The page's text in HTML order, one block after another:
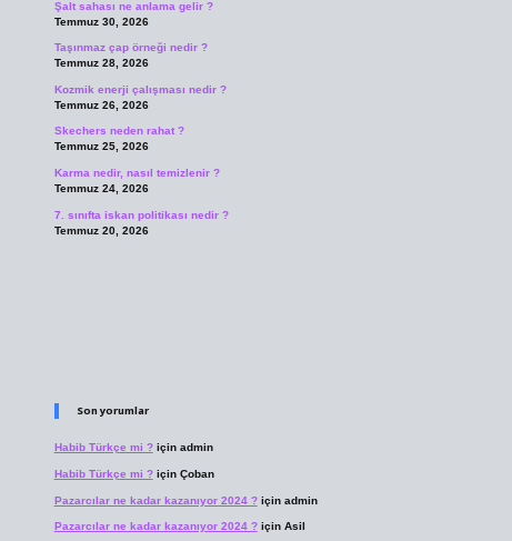
Şalt sahası ne anlama gelir ?
Temmuz 30, 2026
Taşınmaz çap örneği nedir ?
Temmuz 28, 2026
Kozmik enerji çalışması nedir ?
Temmuz 26, 2026
Skechers neden rahat ?
Temmuz 25, 2026
Karma nedir, nasıl temizlenir ?
Temmuz 24, 2026
7. sınıfta iskan politikası nedir ?
Temmuz 20, 2026
Son yorumlar
Habib Türkçe mi ?için admin
Habib Türkçe mi ?için Çoban
Pazarcılar ne kadar kazanıyor 2024 ?için admin
Pazarcılar ne kadar kazanıyor 2024 ?için Asil